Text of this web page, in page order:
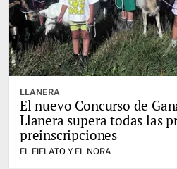
LLANERA
El nuevo Concurso de
Llanera supera todas las
preinscripciones
EL FIELATO Y EL NORA